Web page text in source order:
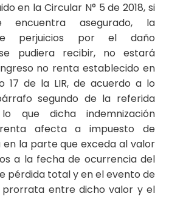
en la Circular N° 5 de 2018, si
asegurado, la
perjuicios por el daño
pudiera recibir, no estará
no renta establecido en
17 de la LIR, de acuerdo a lo
segundo de la referida
que dicha indemnización
afecta a impuesto de
la parte que exceda al valor
a la fecha de ocurrencia del
pérdida total y en el evento de
prorrata entre dicho valor y el